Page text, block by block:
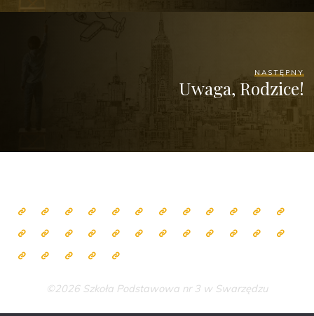
NASTĘPNY
Uwaga, Rodzice!
©2026 Szkoła Podstawowa nr 3 w Swarzędzu